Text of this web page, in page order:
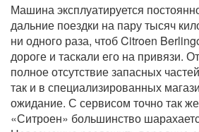
Машина эксплуатируется
дальние поездки на пару тысяч
ни одного раза, чтоб Citroen
дороге и таскали его на привязи.
полное отсутствие запасных
так и в специализированных
ожидание. С сервисом точно так
«Ситроен» большинство